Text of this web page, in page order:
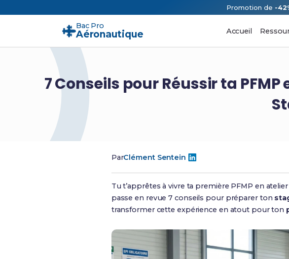
Promotion de -
Bac Pro
Aéronautique Accueil
7 Conseils pour Réussir ta
ParClément Sentein
Tu t’apprêtes à vivre ta première PFMP en
passe en revue 7 conseils pour préparer ton
transformer cette expérience en atout pour ton